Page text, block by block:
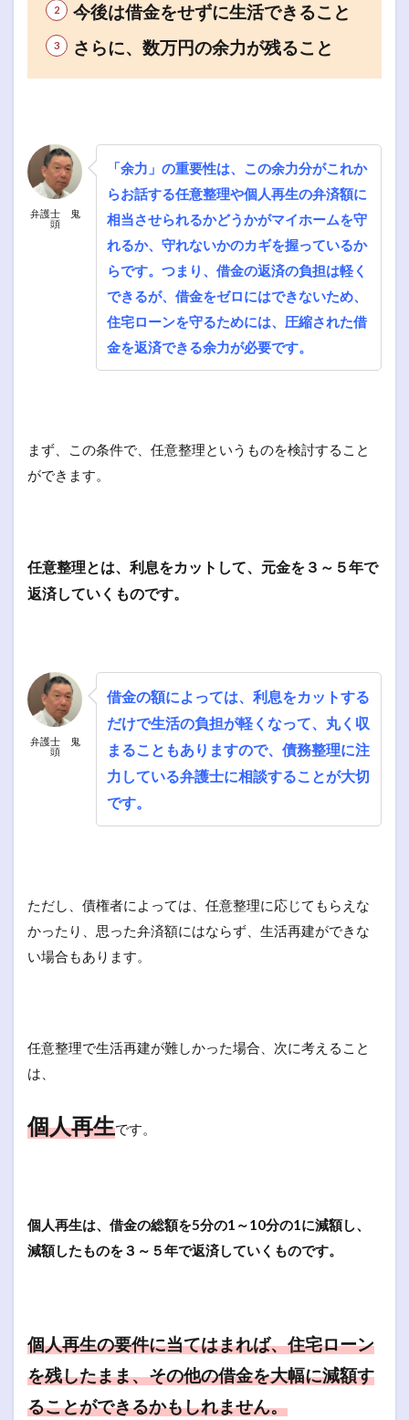
今後は借金をせずに生活できること
さらに、数万円の余力が残ること
弁護士 鬼
頭
「余力」の重要性は、この余力分がこれか
らお話する任意整理や個人再生の弁済額に
相当させられるかどうかがマイホームを守
れるか、守れないかのカギを握っているか
らです。つまり、借金の返済の負担は軽く
できるが、借金をゼロにはできないため、
住宅ローンを守るためには、圧縮された借
金を返済できる余力が必要です。
まず、この条件で、任意整理というものを検討すること
ができます。
任意整理とは、利息をカットして、元金を３～５年で
返済していくものです。
弁護士 鬼
頭
借金の額によっては、利息をカットする
だけで生活の負担が軽くなって、丸く収
まることもありますので、債務整理に注
力している弁護士に相談することが大切
です。
ただし、債権者によっては、任意整理に応じてもらえな
かったり、思った弁済額にはならず、生活再建ができな
い場合もあります。
任意整理で生活再建が難しかった場合、次に考えること
は、
個人再生です。
個人再生は、借金の総額を5分の1～10分の1に減額し、
減額したものを３～５年で返済していくものです。
個人再生の要件に当てはまれば、住宅ローン
を残したまま、その他の借金を大幅に減額す
ることができるかもしれません。